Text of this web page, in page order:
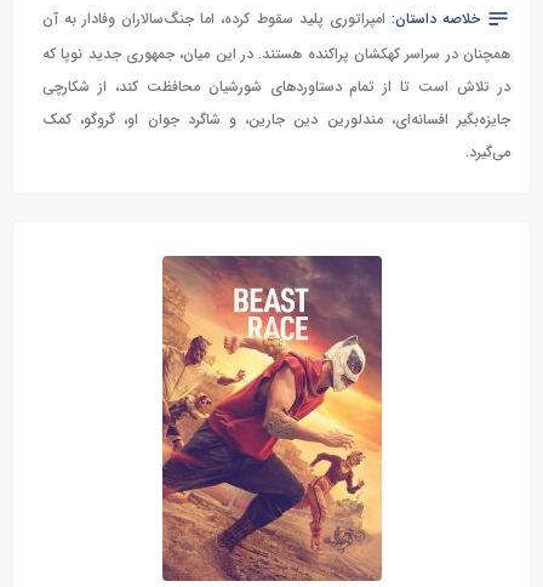
خلاصه داستان: امپراتوری پلید سقوط کرده، اما جنگ‌سالاران وفادار به آن
همچنان در سراسر کهکشان پراکنده هستند. در این میان، جمهوری جدید نوپا که
در تلاش است تا از تمام دستاوردهای شورشیان محافظت کند، از شکارچی
جایزه‌بگیر افسانه‌ای، مندلورین دین جارین، و شاگرد جوان او، گروگو، کمک
می‌گیرد.